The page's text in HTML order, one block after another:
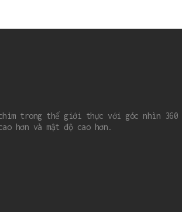
trong thế giới thực với góc nhìn 360
hơn và mật độ cao hơn.